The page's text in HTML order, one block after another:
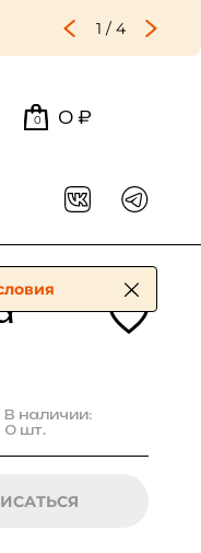
1 / 4
0 0 ₽
В наличии:
0 шт.